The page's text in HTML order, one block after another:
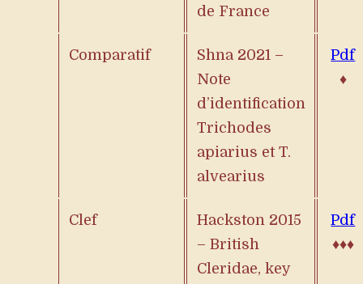
de France
Comparatif
Shna 2021 –
Note
d’identification
Trichodes
apiarius et T.
alvearius
Pdf
♦
Clef
Hackston 2015
– British
Cleridae, key
Pdf
♦♦♦